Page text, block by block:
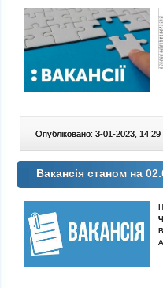
Опубліковано: 3-01-2023, 14:29
Вакансія станом на